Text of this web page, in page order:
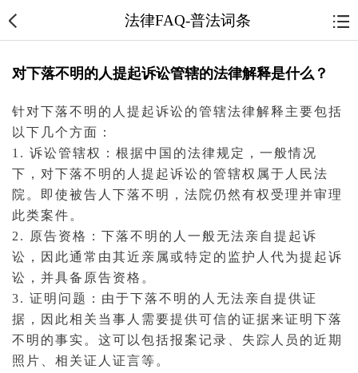
法律FAQ-普法词条
对下落不明的人提起诉讼管辖的法律解释是什么？
针对下落不明的人提起诉讼的管辖法律解释主要包括
以下几个方面：
1. 诉讼管辖权：根据中国的法律规定，一般情况
下，对下落不明的人提 起诉讼的管辖权属于人民法
院 。即使被告 人下落不明，法院仍然有权受理并审理
此类案件 。
2. 原告资格：下落不明的人一般无法亲自提 起诉
讼，因此通常由其近 亲属或特定的 监护人代为提起诉
讼，并具备原告资格。
3. 证明问题：由于下落不明的人无法亲自提供证
据 ，因此相关 当事人 需要提供可信的证据来证明下落
不明的事实。这可以包括报案记录、失踪人员的近期
照片、相关证人证言等。